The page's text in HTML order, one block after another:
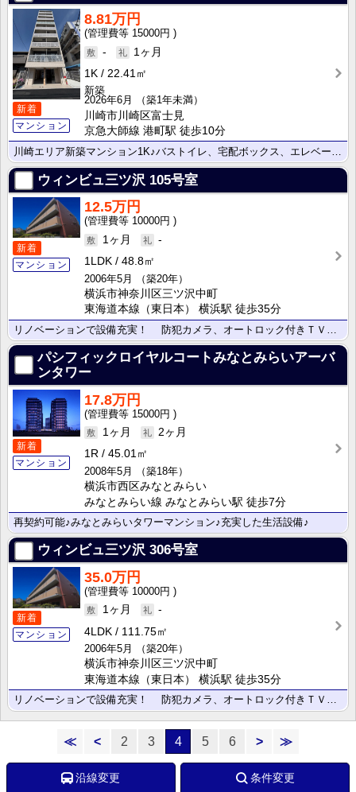
新着
マンション
8.81万円
15000円
-
1ヶ月
1K
22.41㎡
新築
2026年6月
（築1年未満）
川崎市川崎区富士見
京急大師線 港町駅 徒歩10分
ウィンビュ三ツ沢 105号室
新着
マンション
12.5万円
10000円
1ヶ月
-
1LDK
48.8㎡
2006年5月
（築20年）
横浜市神奈川区三ツ沢中町
東海道本線（東日本） 横浜駅 徒歩35分
パシフィックロイヤルコートみなとみらいアーバ
ンタワー
新着
マンション
17.8万円
15000円
1ヶ月
2ヶ月
1R
45.01㎡
2008年5月
（築18年）
横浜市西区みなとみらい
みなとみらい線 みなとみらい駅 徒歩7分
再契約可能♪みなとみらいタワーマンション♪充実した生活設備♪
ウィンビュ三ツ沢 306号室
新着
マンション
35.0万円
10000円
1ヶ月
-
4LDK
111.75㎡
2006年5月
（築20年）
横浜市神奈川区三ツ沢中町
東海道本線（東日本） 横浜駅 徒歩35分
リノベーションで設備充実！ 防犯カメラ、オートロック付きＴＶモニターホン、警備会社による緊急時駆け･･･
≪ < 2 3 4 5 6 > ≫
沿線変更 条件変更